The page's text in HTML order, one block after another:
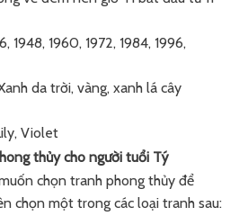
1948, 1960, 1972, 1984, 1996,
da trời, vàng, xanh lá cây
Violet
thủy cho người tuổi Tý
chọn tranh phong thủy để
chọn một trong các loại tranh sau: